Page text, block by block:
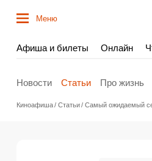
Меню
Афиша и билеты Онлайн
Новости Статьи Про жизнь
Киноафиша Статьи Самый ожидаемый